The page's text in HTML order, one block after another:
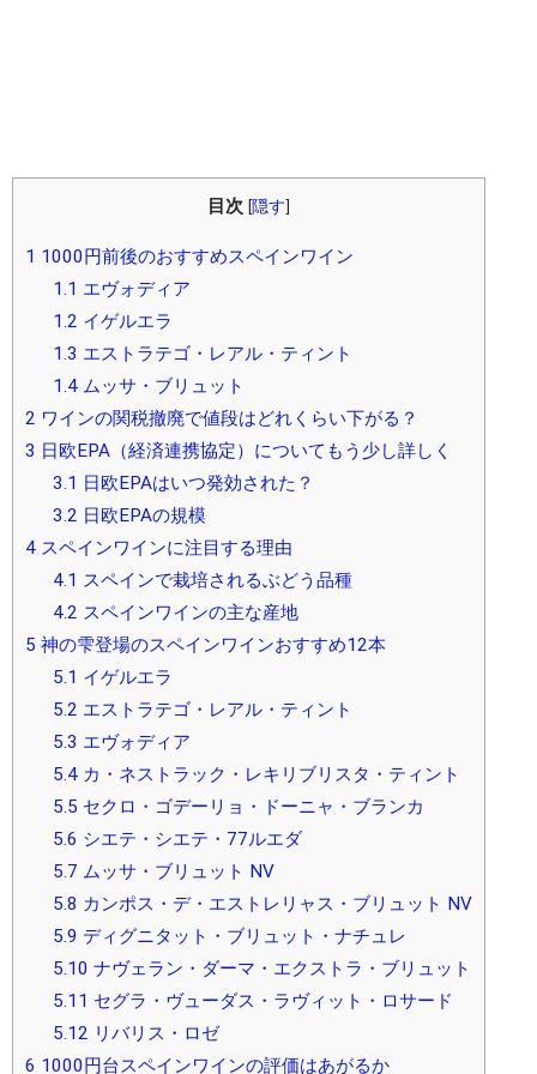
目次 [隠す]
1 1000円前後のおすすめスペインワイン
1.1 エヴォディア
1.2 イゲルエラ
1.3 エストラテゴ・レアル・ティント
1.4ムッサ・ブリュット
2 ワインの関税撤廃で値段はどれくらい下がる？
3 日欧EPA（経済連携協定）についてもう少し詳しく
3.1 日欧EPAはいつ発効された？
3.2 日欧EPAの規模
4 スペインワインに注目する理由
4.1 スペインで栽培されるぶどう品種
4.2 スペインワインの主な産地
5 神の雫登場のスペインワインおすすめ12本
5.1 イゲルエラ
5.2 エストラテゴ・レアル・ティント
5.3 エヴォディア
5.4カ・ネストラック・レキリブリスタ・ティント
5.5 セクロ・ゴデーリョ・ドーニャ・ブランカ
5.6 シエテ・シエテ・77ルエダ
5.7 ムッサ・ブリュット NV
5.8 カンポス・デ・エストレリャス・ブリュット NV
5.9 ディグニタット・ブリュット・ナチュレ
5.10 ナヴェラン・ダーマ・エクストラ・ブリュット
5.11 セグラ・ヴューダス・ラヴィット・ロサード
5.12 リバリス・ロゼ
6 1000円台スペインワインの評価はあがるか